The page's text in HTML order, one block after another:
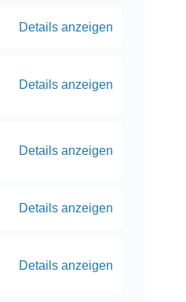
Details anzeigen
Details anzeigen
Details anzeigen
Details anzeigen
Details anzeigen